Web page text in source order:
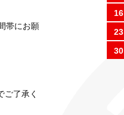
帯にお願
了承く
16
23
30